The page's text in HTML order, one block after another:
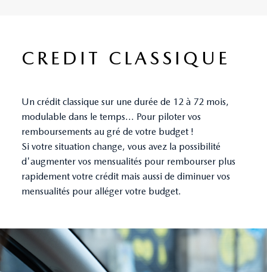
CREDIT CLASSIQUE
Un crédit classique sur une durée de 12 à 72 mois,
modulable dans le temps… Pour piloter vos
remboursements au gré de votre budget !
Si votre situation change, vous avez la possibilité
d'augmenter vos mensualités pour rembourser plus
rapidement votre crédit mais aussi de diminuer vos
mensualités pour alléger votre budget.